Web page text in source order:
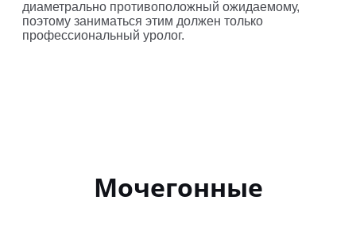
диаметрально противоположный ожидаемому,
поэтому заниматься этим должен только
профессиональный уролог.
Мочегонные